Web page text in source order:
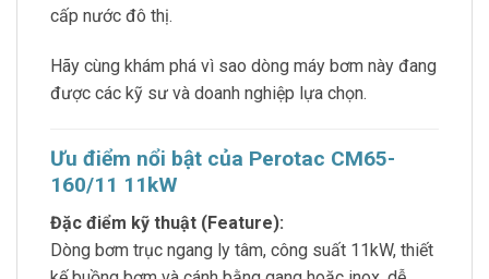
cấp nước đô thị.
Hãy cùng khám phá vì sao dòng máy bơm này đang
được các kỹ sư và doanh nghiệp lựa chọn.
Ưu điểm nổi bật của Perotac CM65-
160/11 11kW
Đặc điểm kỹ thuật (Feature):
Dòng bơm trục ngang ly tâm, công suất 11kW, thiết